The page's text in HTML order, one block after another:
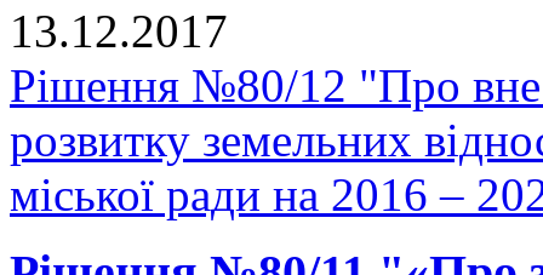
13.12.2017
Рішення №80/12 "Про
розвитку земельних
міської ради на 2016 –